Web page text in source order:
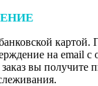
картой.
на email с
вы получите